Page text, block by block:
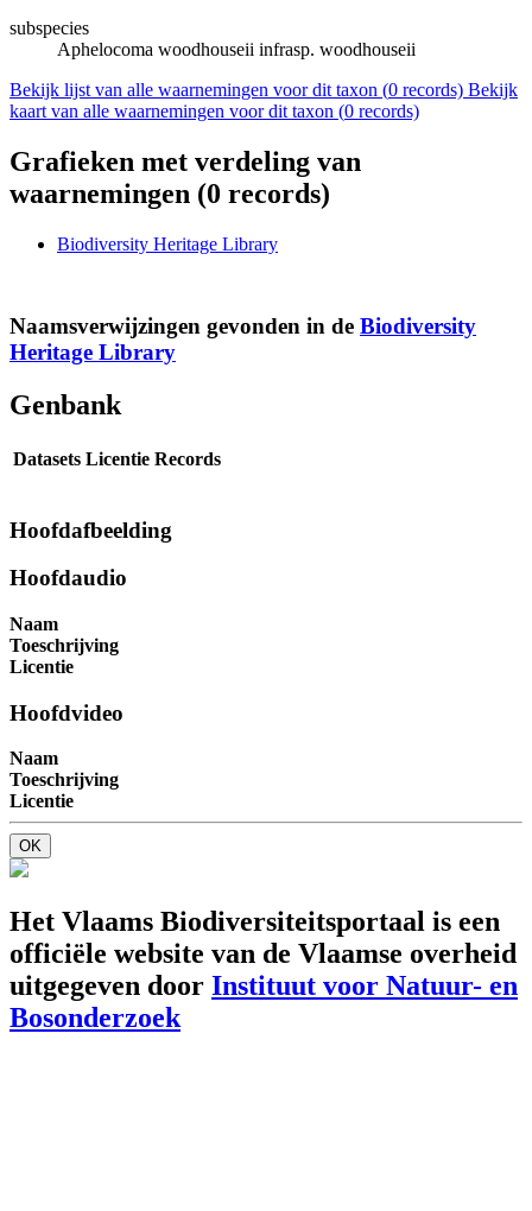
subspecies
Aphelocoma woodhouseii infrasp. woodhouseii
Bekijk lijst van alle waarnemingen voor dit taxon (0 records) Bekijk
kaart van alle waarnemingen voor dit taxon (0 records)
Grafieken met verdeling van
waarnemingen (0 records)
Biodiversity Heritage Library
Naamsverwijzingen gevonden in de Biodiversity
Heritage Library
Genbank
Datasets Licentie Records
Hoofdafbeelding
Hoofdaudio
Naam
Toeschrijving
Licentie
Hoofdvideo
Naam
Toeschrijving
Licentie
OK
Het Vlaams Biodiversiteitsportaal is een
officiële website van de Vlaamse overheid
uitgegeven door Instituut voor Natuur- en
Bosonderzoek